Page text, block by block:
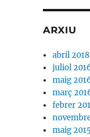
ARXIU
abril 2018
juliol
maig
març
febrer
maig 2015